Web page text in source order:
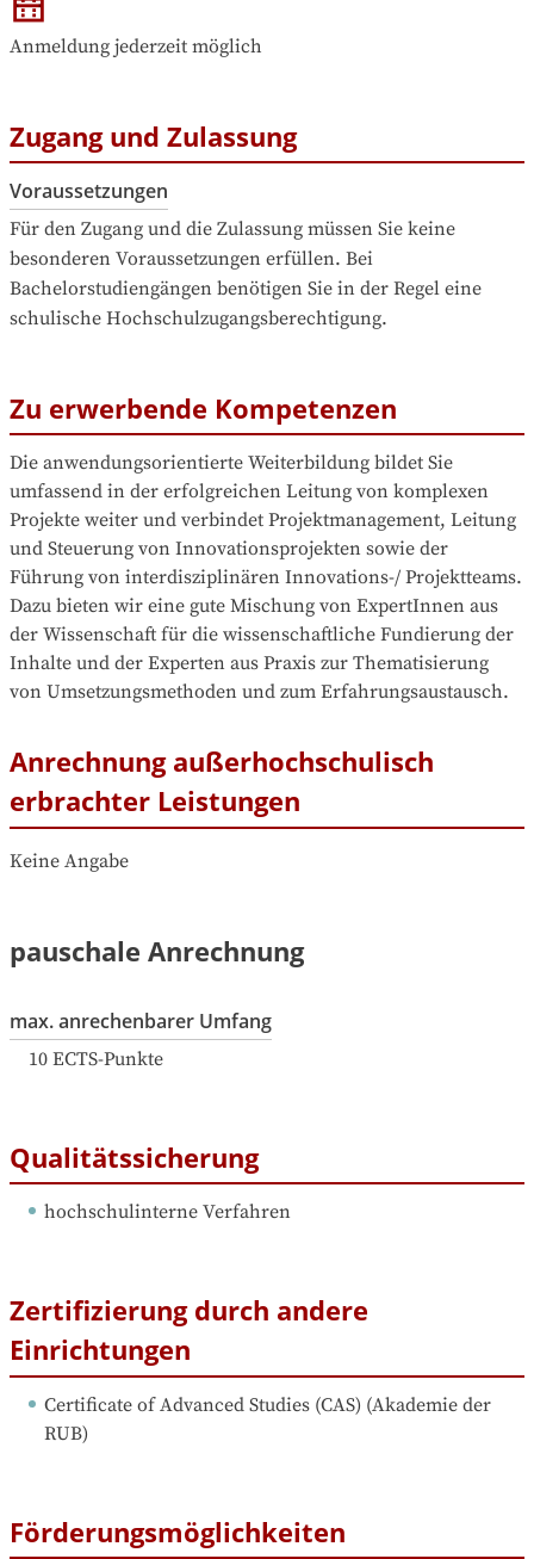
Anmeldung jederzeit möglich
Zugang und Zulassung
Voraussetzungen
Für den Zugang und die Zulassung müssen Sie keine
besonderen Voraussetzungen erfüllen. Bei
Bachelorstudiengängen benötigen Sie in der Regel eine
schulische Hochschulzugangsberechtigung.
Zu erwerbende Kompetenzen
Die anwendungsorientierte Weiterbildung bildet Sie
umfassend in der erfolgreichen Leitung von komplexen
Projekte weiter und verbindet Projektmanagement, Leitung
und Steuerung von Innovationsprojekten sowie der
Führung von interdisziplinären Innovations-/ Projektteams.
Dazu bieten wir eine gute Mischung von ExpertInnen aus
der Wissenschaft für die wissenschaftliche Fundierung der
Inhalte und der Experten aus Praxis zur Thematisierung
von Umsetzungsmethoden und zum Erfahrungsaustausch.
Anrechnung außerhochschulisch
erbrachter Leistungen
Keine Angabe
pauschale Anrechnung
max. anrechenbarer Umfang
10 ECTS-Punkte
Qualitätssicherung
hochschulinterne Verfahren
Zertifizierung durch andere
Einrichtungen
Certificate of Advanced Studies (CAS) (Akademie der
RUB)
Förderungsmöglichkeiten